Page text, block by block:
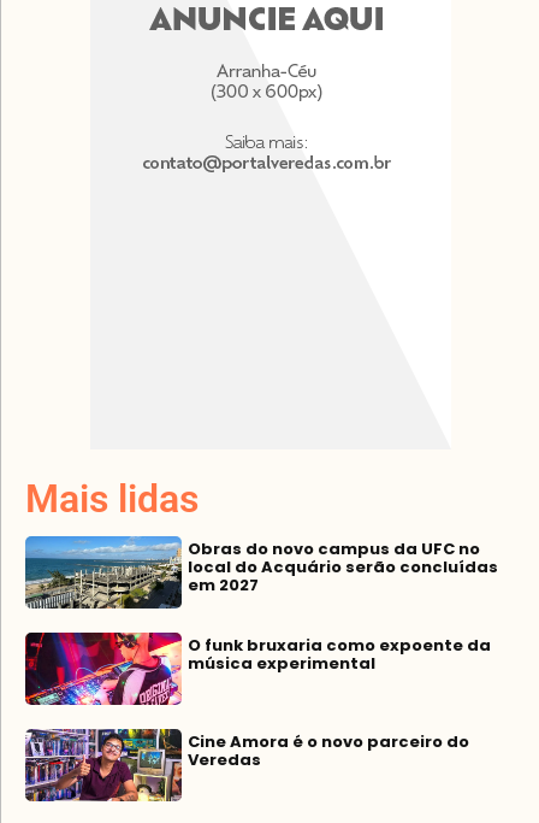
Mais lidas
Obras do novo campus da UFC no
local do Acquário serão concluídas
em 2027
O funk bruxaria como expoente da
música experimental
Cine Amora é o novo parceiro do
Veredas